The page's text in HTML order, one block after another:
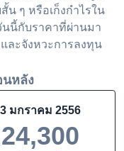
น ๆ หรือเก็งกำไรใน
นนี้กับราคาที่ผ่านมา
ละจังหวะการลงทุน
นหลัง
3 มกราคม 2556
24,300